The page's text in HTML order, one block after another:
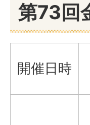
第73回
開催日時